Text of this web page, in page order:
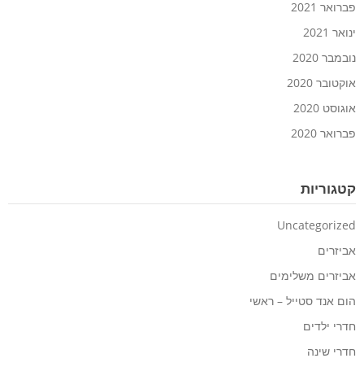
פברואר 2021
ינואר 2021
נובמבר 2020
אוקטובר 2020
אוגוסט 2020
פברואר 2020
קטגוריות
Uncategorized
אביזרים
אביזרים משלימים
הום אנד סטייל – ראשי
חדרי ילדים
חדרי שינה